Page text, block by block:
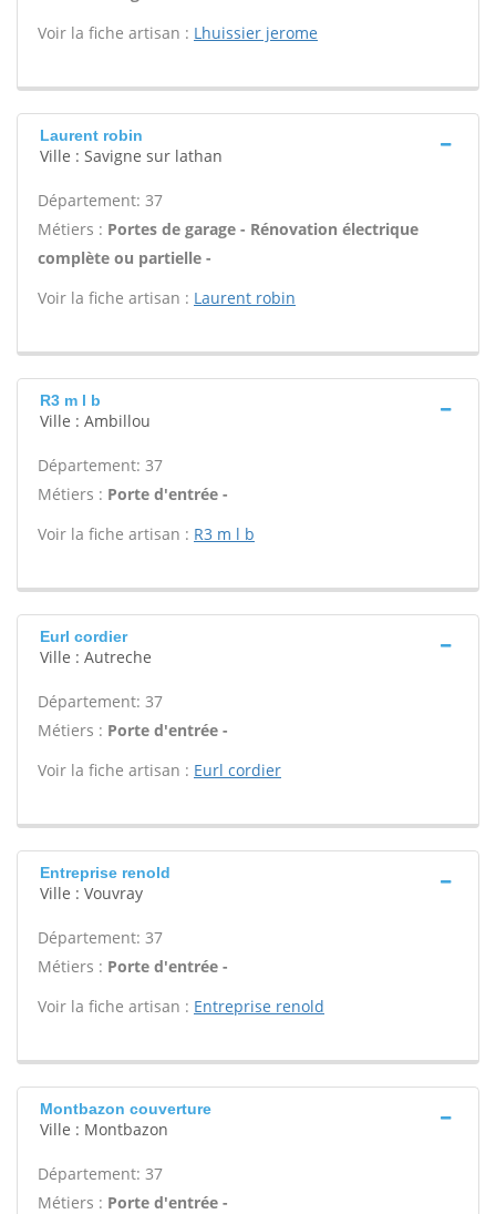
Voir la fiche artisan : Lhuissier jerome
Laurent robin
Ville : Savigne sur lathan
Département: 37
Métiers : Portes de garage - Rénovation électrique
complète ou partielle -
Voir la fiche artisan : Laurent robin
R3 m l b
Ville : Ambillou
Département: 37
Métiers : Porte d'entrée -
Voir la fiche artisan : R3 m l b
Eurl cordier
Ville : Autreche
Département: 37
Métiers : Porte d'entrée -
Voir la fiche artisan : Eurl cordier
Entreprise renold
Ville : Vouvray
Département: 37
Métiers : Porte d'entrée -
Voir la fiche artisan : Entreprise renold
Montbazon couverture
Ville : Montbazon
Département: 37
Métiers : Porte d'entrée -